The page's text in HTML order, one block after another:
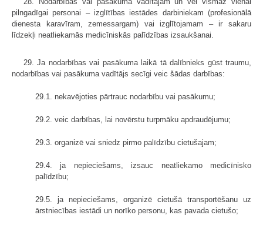
pilngadīgai personai – izglītības iestādes darbiniekam (profesionālā
dienesta karavīram, zemessargam) vai izglītojamam – ir sakaru
līdzekļi neatliekamās medicīniskās palīdzības izsaukšanai.
29. Ja nodarbības vai pasākuma laikā tā dalībnieks gūst traumu,
nodarbības vai pasākuma vadītājs secīgi veic šādas darbības:
29.1. nekavējoties pārtrauc nodarbību vai pasākumu;
29.2. veic darbības, lai novērstu turpmāku apdraudējumu;
29.3. organizē vai sniedz pirmo palīdzību cietušajam;
29.4. ja nepieciešams, izsauc neatliekamo medicīnisko
palīdzību;
29.5. ja nepieciešams, organizē cietušā transportēšanu uz
ārstniecības iestādi un norīko personu, kas pavada cietušo;